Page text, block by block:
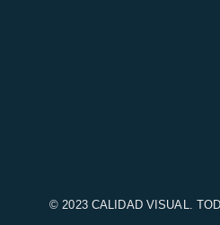
© 2023 CALIDAD VISUAL.